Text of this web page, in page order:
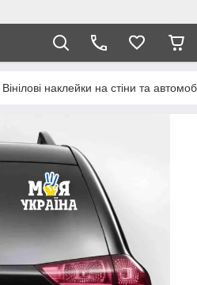
Вінілові наклейки на стіни та